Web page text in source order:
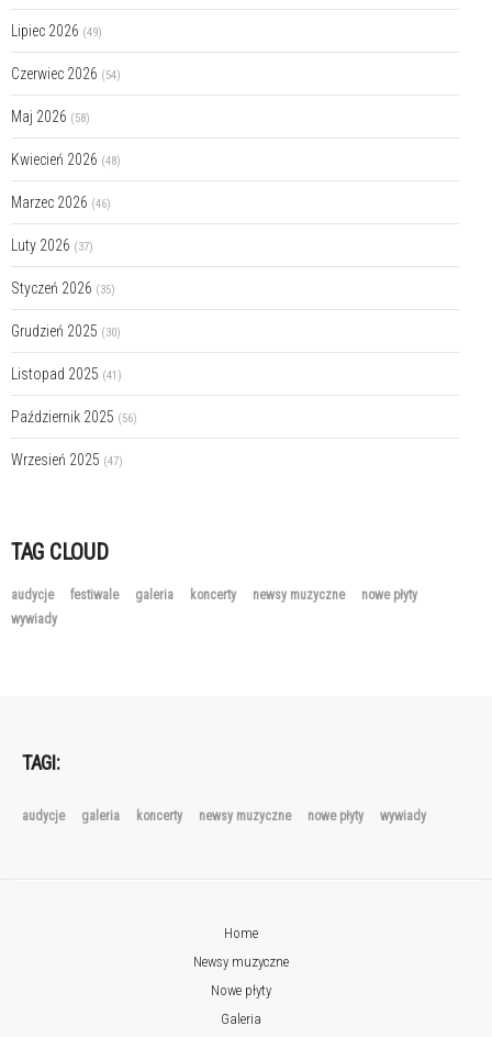
Lipiec 2026 (49)
Czerwiec 2026 (54)
Maj 2026 (58)
Kwiecień 2026 (48)
Marzec 2026 (46)
Luty 2026 (37)
Styczeń 2026 (35)
Grudzień 2025 (30)
Listopad 2025 (41)
Październik 2025 (56)
Wrzesień 2025 (47)
TAG CLOUD
audycje festiwale galeria koncerty newsy muzyczne
nowe płyty
wywiady
TAGI:
audycje galeria koncerty newsy muzyczne nowe płyty wywiady
Home
Newsy muzyczne
Nowe płyty
Galeria